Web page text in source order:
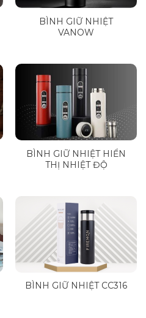
BÌNH GIỮ NHIỆT
VANOW
BÌNH GIỮ NHIỆT HIỂN
THỊ NHIỆT ĐỘ
BÌNH GIỮ NHIỆT CC316